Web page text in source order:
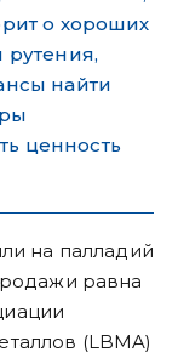
о хороших
рутения,
найти
ценность
на палладий
равна
(LBMA)